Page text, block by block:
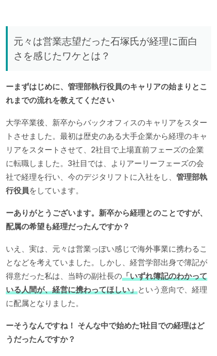
元々は営業志望だった石塚氏が経理に面白
さを感じたワケとは？
ーまずはじめに、管理部執行役員のキャリアの始まりとこ
れまでの流れを教えてください
大学卒業後、新卒からバックオフィスのキャリアをスター
トさせました。最初は歴史のある大手企業から経理のキャ
リアをスタートさせて、2社目で上場直前フェーズの企業
に転職しました。3社目では、よりアーリーフェーズの会
社で経理を行い、今のデジタリフトに入社をし、 管理部執
行役員をしています。
ーありがとうございます。新卒から経理とのことですが、
配属の希望も経理だったんですか？
いえ、実は、元々は営業っぽい感じで海外事業に携わるこ
となどを考えていました。しかし、経営学部出身で簿記が
得意だった私は、当時の副社長の「いずれ簿記のわかって
いる人間が、経営に携わってほしい」という意向で、経理
に配属となりました。
ーそうなんですね！ そんな中で始めた1社目での経理はど
うだったんですか？